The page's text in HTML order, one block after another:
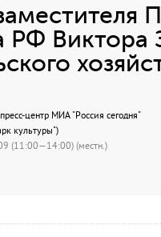
РФ
центр МИА "Россия сегодня"
культуры")
(11:00—14:00) (местн.)